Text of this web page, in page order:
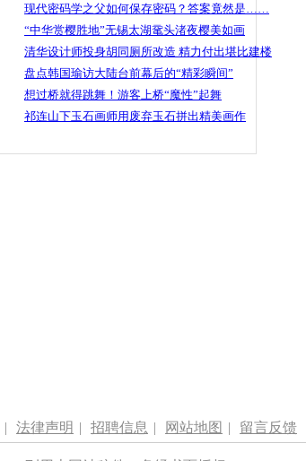
现代密码学之父如何保存密码？答案竟然是……
“中华赏樱胜地”无锡太湖鼋头渚夜樱美如画
清华设计师投身胡同厕所改造 精力付出堪比建楼
盘点韩国瑜访大陆台前幕后的“精彩瞬间”
想过桥就得跳舞！游客上桥“魔性”起舞
祁连山下玉石画师用废弃玉石拼出精美画作
| 法律声明 | 招聘信息 | 网站地图 | 留言反馈